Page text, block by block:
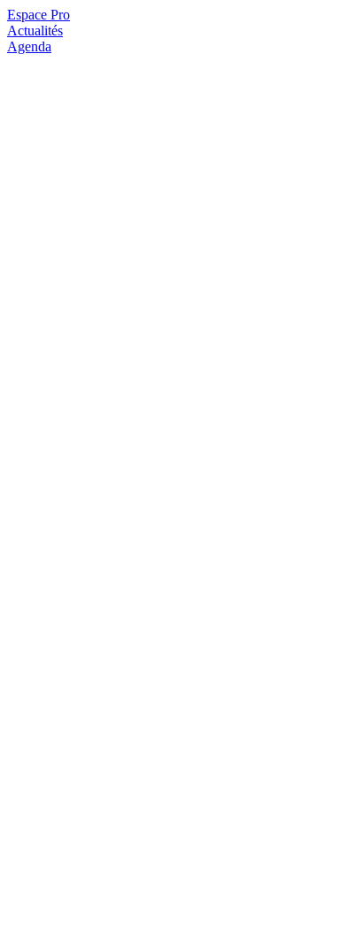
Espace Pro
Actualités
Agenda